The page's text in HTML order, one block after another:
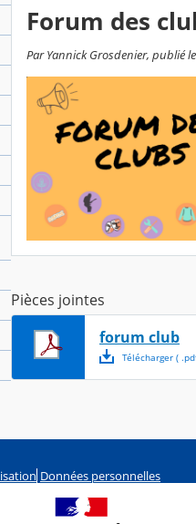
Forum des
Par Yannick Grosdenier, publié
Pièces jointes
forum club
Télécharger( .
Données personnelles